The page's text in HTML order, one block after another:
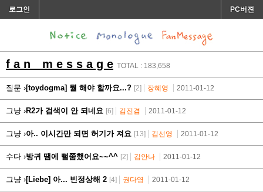
로그인 PC버젼
f a n m e s s a g e TOTAL : 183,658
질문 ›[toydogma] 뭘 해야 할까요...? [2] 장혜영 2011-01-12
그냥 ›R2가 검색이 안 되네요 [6] 김진겸 2011-01-12
그냥 ›아.. 이시간만 되면 허기가 져요 [13] 김선영 2011-01-12
수다 ›방귀 땜에 뻘쭘했어요~~^^ [2] 김안나 2011-01-12
그냥 ›[Liebe] 아... 빈정상해 2 [4] 권다영 2011-01-12